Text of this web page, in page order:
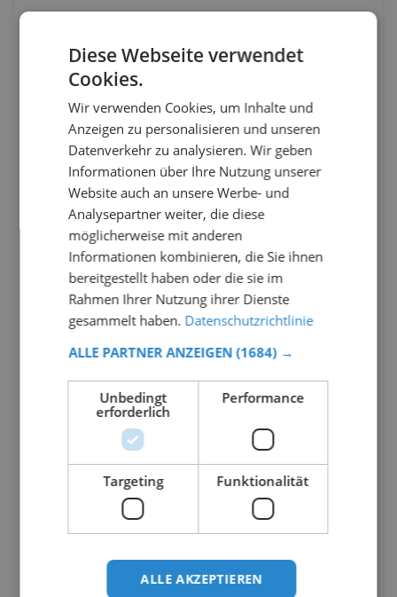
Diese Webseite verwendet
Cookies.
Wir verwenden Cookies, um Inhalte und
Anzeigen zu personalisieren und unseren
Datenverkehr zu analysieren. Wir geben
Informationen über Ihre Nutzung unserer
Website auch an unsere Werbe- und
Analysepartner weiter, die diese
möglicherweise mit anderen
Informationen kombinieren, die Sie ihnen
bereitgestellt haben oder die sie im
Rahmen Ihrer Nutzung ihrer Dienste
gesammelt haben. Datenschutzrichtlinie
ALLE PARTNER ANZEIGEN (1684) →
Unbedingt
erforderlich
Performance
Targeting Funktionalität
ALLE AKZEPTIEREN